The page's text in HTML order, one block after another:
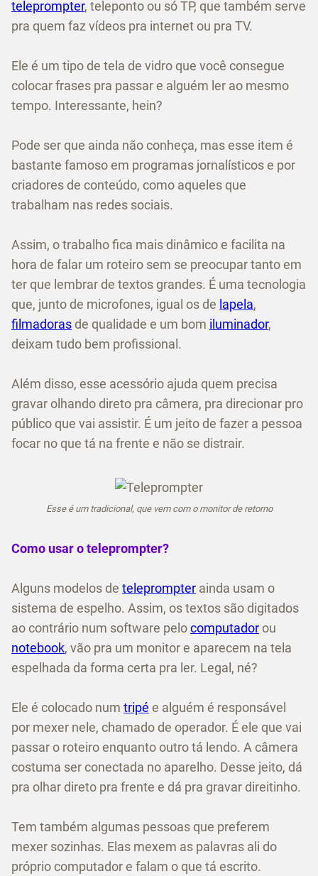
teleprompter, teleponto ou só TP, que também serve
pra quem faz vídeos pra internet ou pra TV.
Ele é um tipo de tela de vidro que você consegue
colocar frases pra passar e alguém ler ao mesmo
tempo. Interessante, hein?
Pode ser que ainda não conheça, mas esse item é
bastante famoso em programas jornalísticos e por
criadores de conteúdo, como aqueles que
trabalham nas redes sociais.
Assim, o trabalho fica mais dinâmico e facilita na
hora de falar um roteiro sem se preocupar tanto em
ter que lembrar de textos grandes. É uma tecnologia
que, junto de microfones, igual os de lapela,
filmadoras de qualidade e um bom iluminador,
deixam tudo bem profissional.
Além disso, esse acessório ajuda quem precisa
gravar olhando direto pra câmera, pra direcionar pro
público que vai assistir. É um jeito de fazer a pessoa
focar no que tá na frente e não se distrair.
Esse é um tradicional, que vem com o monitor de retorno
Como usar o teleprompter?
Alguns modelos de teleprompter ainda usam o
sistema de espelho. Assim, os textos são digitados
ao contrário num software pelocomputadorou
notebook, vão pra um monitor e aparecem na tela
espelhada da forma certa pra ler. Legal, né?
Ele é colocado num tripé e alguém é responsável
por mexer nele, chamado de operador. É ele que vai
passar o roteiro enquanto outro tá lendo. A câmera
costuma ser conectada no aparelho. Desse jeito, dá
pra olhar direto pra frente e dá pra gravar direitinho.
Tem também algumas pessoas que preferem
mexer sozinhas. Elas mexem as palavras ali do
próprio computador e falam o que tá escrito.